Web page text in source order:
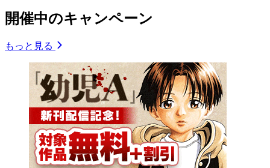
開催中のキャンペーン
もっと見る